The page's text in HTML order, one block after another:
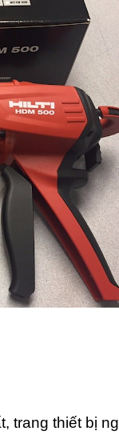
trang thiết bị